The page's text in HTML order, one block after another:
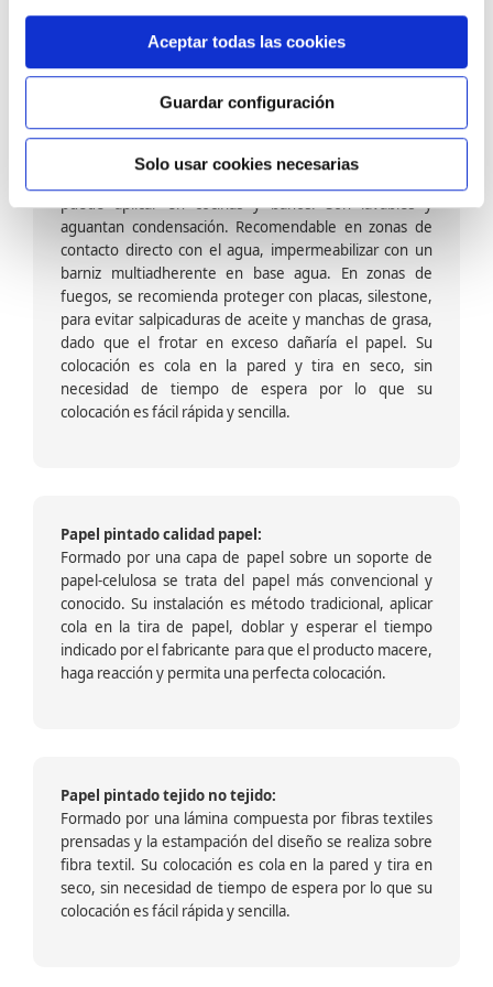
Aceptar todas las cookies
Guardar configuración
Solo usar cookies necesarias
de papel pintado que va en contacto directo con la pared, la
elección es importante para su correcta instalación.
Papel pintado tejido no tejido vinílico:
Formado por una capa de vinilo (plastificado) sobre un
puede aplicar en cocinas y baños. Son lavables y
aguantan condensación. Recomendable en zonas de
contacto directo con el agua, impermeabilizar con un
barniz multiadherente en base agua. En zonas de
fuegos, se recomienda proteger con placas, silestone,
para evitar salpicaduras de aceite y manchas de grasa,
dado que el frotar en exceso dañaría el papel. Su
colocación es cola en la pared y tira en seco, sin
necesidad de tiempo de espera por lo que su
colocación es fácil rápida y sencilla.
Papel pintado calidad papel:
Formado por una capa de papel sobre un soporte de
papel-celulosa se trata del papel más convencional y
conocido. Su instalación es método tradicional, aplicar
cola en la tira de papel, doblar y esperar el tiempo
indicado por el fabricante para que el producto macere,
haga reacción y permita una perfecta colocación.
Papel pintado tejido no tejido:
Formado por una lámina compuesta por fibras textiles
prensadas y la estampación del diseño se realiza sobre
fibra textil. Su colocación es cola en la pared y tira en
seco, sin necesidad de tiempo de espera por lo que su
colocación es fácil rápida y sencilla.